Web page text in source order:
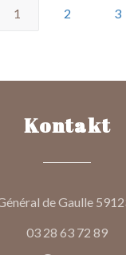
1 2 3
Kontakt
de Gaulle
03 28 63 72 89